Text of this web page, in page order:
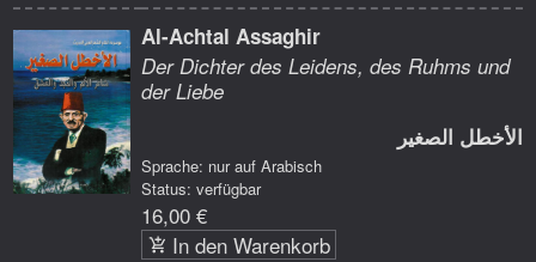
Al-Achtal Assaghir
Der Dichter des Leidens, des Ruhms und
der Liebe
الأخطل الصغير
Sprache: nur auf Arabisch
Status: verfügbar
16,00 €
In den Warenkorb